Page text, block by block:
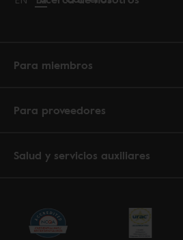
Para miembros
Para proveedores
Salud y servicios auxiliares